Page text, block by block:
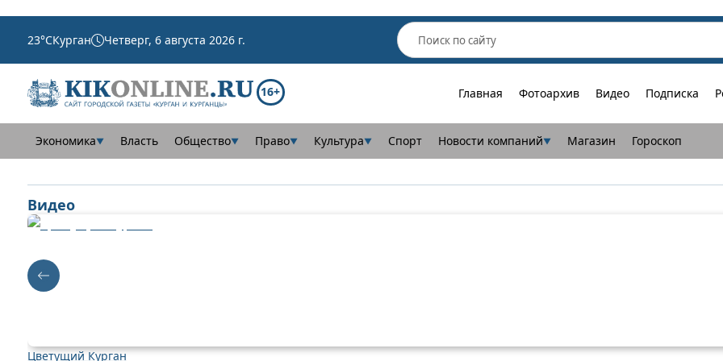
23°CКурган Четверг, 6 августа 2026 г.
16+ Главная Фотоархив Видео Подписка
Экономика▼ Власть Общество▼ Право▼ Культура▼ Спорт Новости компаний▼ Магазин Гороскоп
Видео
Цветущий Курган